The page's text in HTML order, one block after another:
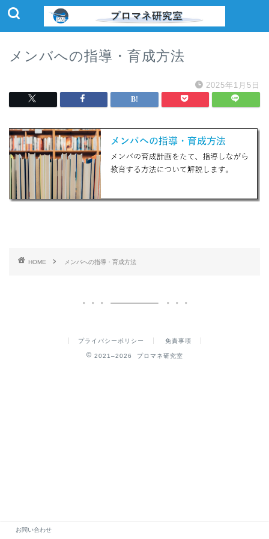
メンバへの指導・育成方法
2025年1月5日
HOME メンバへの指導・育成方法
プライバシーポリシー 免責事項
2021–2026 プロマネ研究室
お問い合わせ